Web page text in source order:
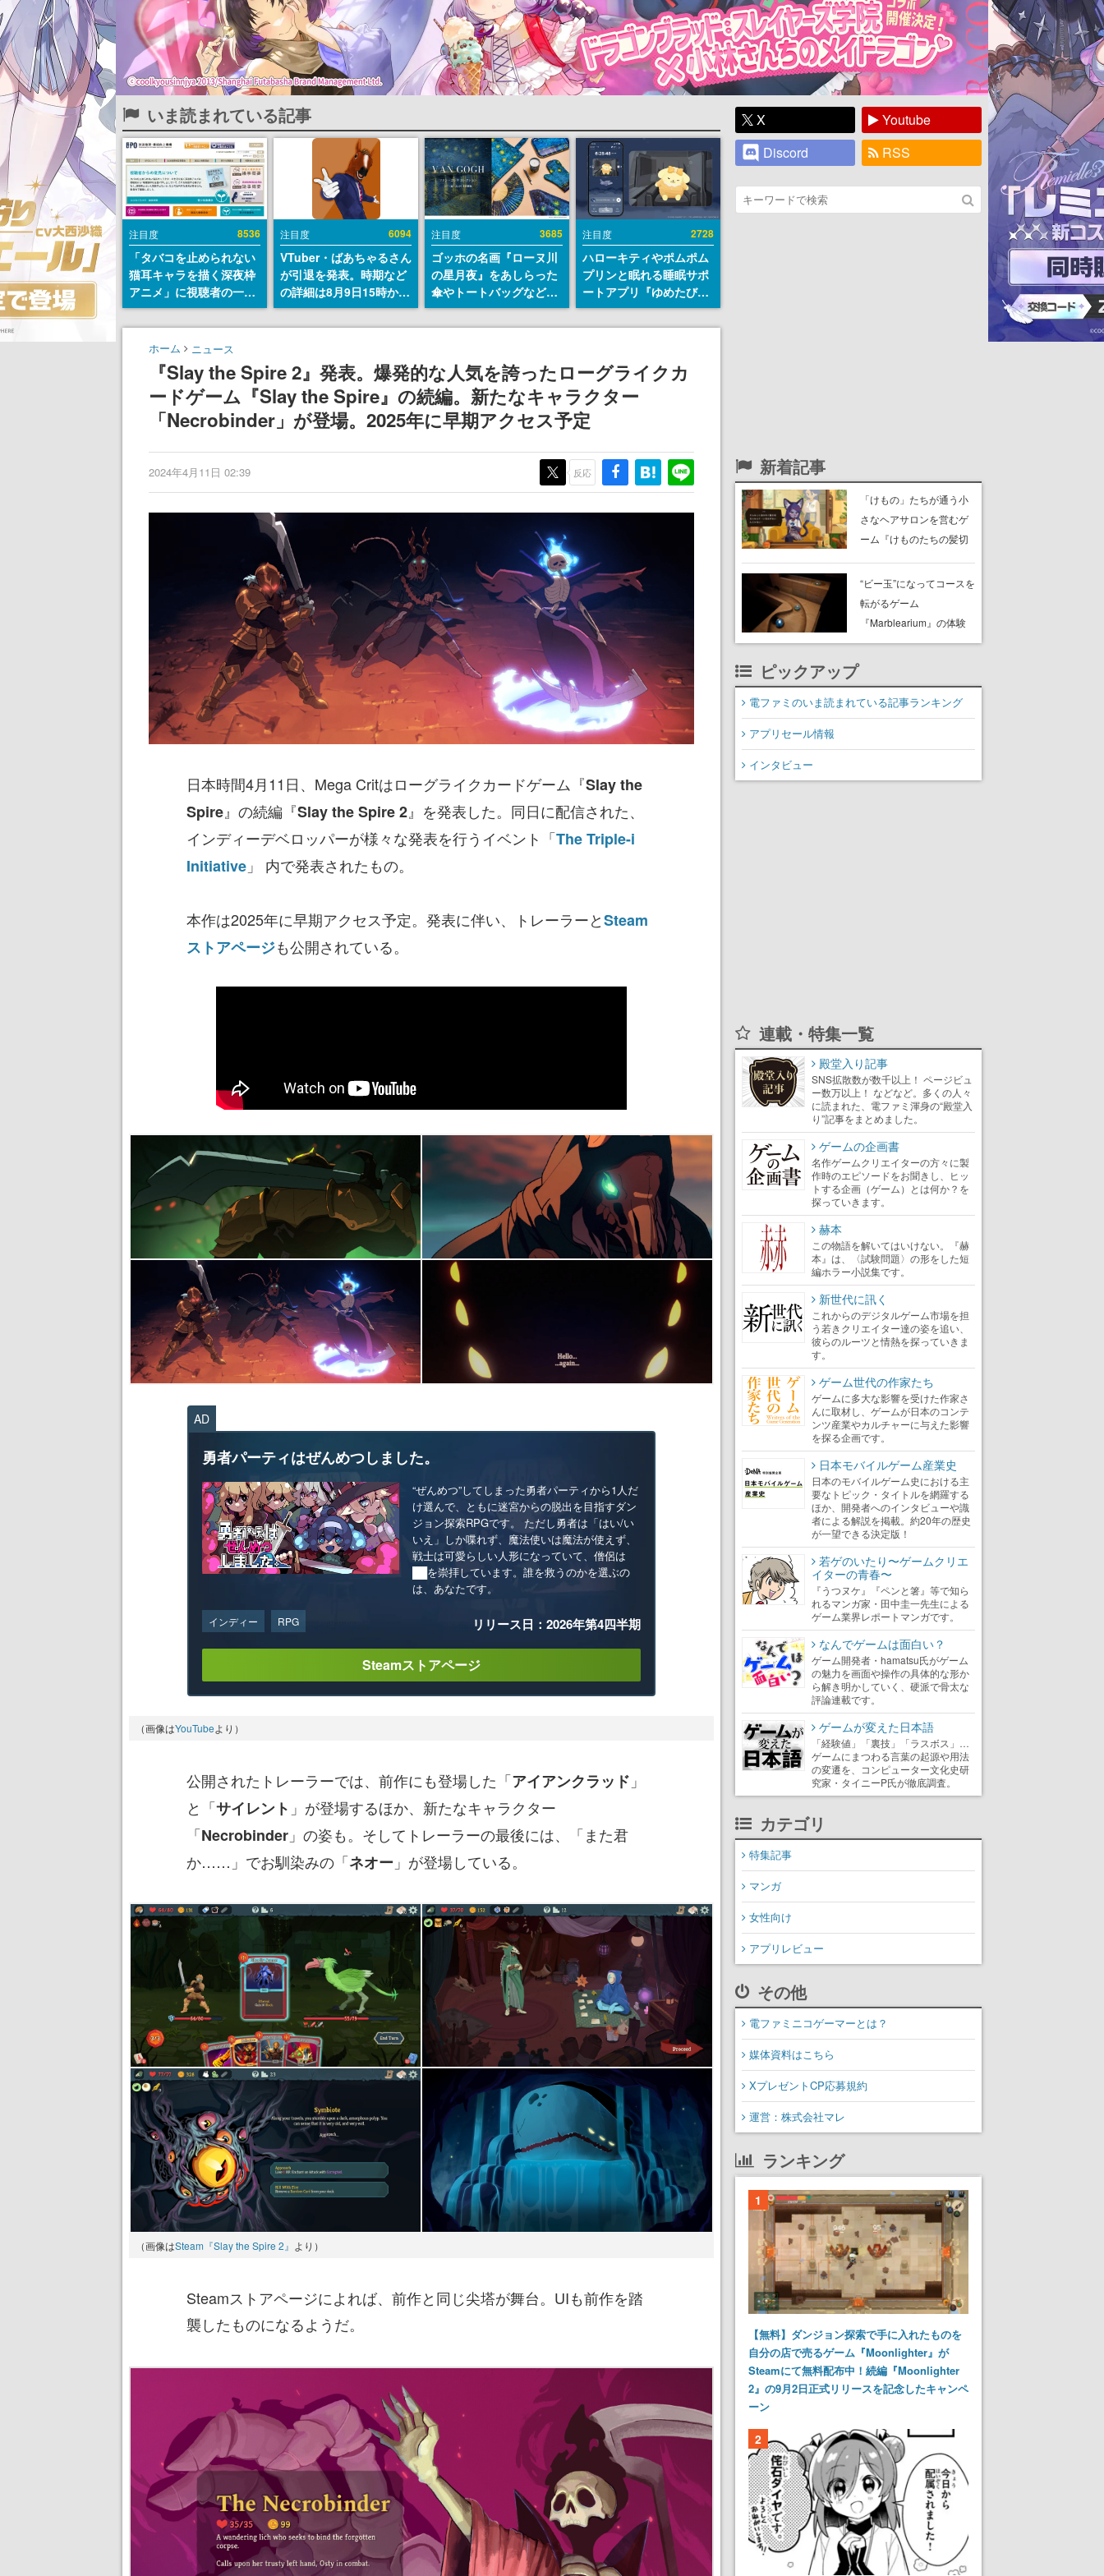
いま読まれている記事
注目度 8536
「タバコを止められない
猫耳キャラを描く深夜枠
アニメ」に視聴者の一部
から批判意見。違法薬物
の使用と思しき描写も含
めて、BPOが議論を交わ
注目度 6094
VTuber・ばあちゃるさん
が引退を発表。時期など
の詳細は8月9日15時から
の配信で説明
注目度 3685
ゴッホの名画『ローヌ川
の星月夜』をあしらった
傘やトートバッグなどが
登場。8月7日21時より2
日間限定で予約販売
注目度 2728
ハローキティやポムポム
プリンと眠れる睡眠サポ
ートアプリ『ゆめたび』
が配信中。キャラごとの
ASMRや目覚ましアラー
ホーム ニュース
『Slay the Spire 2』発表。爆発的な人気を誇ったローグライクカ
ードゲーム『Slay the Spire』の続編。新たなキャラクター
「Necrobinder」が登場。2025年に早期アクセス予定
2024年4月11日 02:39 反応
日本時間4月11日、Mega Critはローグライクカードゲーム『Slay the
Spire』の続編『Slay the Spire 2』を発表した。同日に配信された、
インディーデベロッパーが様々な発表を行うイベント「The Triple-i
Initiative 」 内で発表されたもの。
本作は2025年に早期アクセス予定。発表に伴い、トレーラーとSteam
ストアページも公開されている。
AD
勇者パーティはぜんめつしました。
“ぜんめつ”してしまった勇者パーティから1人だ
け選んで、ともに迷宮からの脱出を目指すダン
ジョン探索RPGです。 ただし勇者は「はい/い
いえ」しか喋れず、魔法使いは魔法が使えず、
戦士は可愛らしい人形になっていて、僧侶は
██を崇拝しています。誰を救うのかを選ぶの
は、あなたです。
インディー RPG リリース日：2026年第4四半期
Steamストアページ
（画像はYouTubeより）
公開されたトレーラーでは、前作にも登場した「アイアンクラッド 」
と「サイレント 」が登場するほか、新たなキャラクター
「Necrobinder 」の姿も。そしてトレーラーの最後には、「また君
か……」でお馴染みの「ネオー 」が登場している。
（画像はSteam『Slay the Spire 2』 より）
Steamストアページによれば、前作と同じ尖塔が舞台。UIも前作を踏
襲したものになるようだ。
X
Youtube
Discord
RSS
新着記事
「けもの」たちが通う小
さなヘアサロンを営むゲ
ーム『けものたちの髪切
始。悩みを持ったお客様
と会話を交わし“本当に望
んでる髪型”を見つけ出す
“ビー玉”になってコースを
転がるゲーム
『Marblearium』の体験
版がSteamで本日8月7日
ピックアップ
電ファミのいま読まれている記事ランキング
アプリセール情報
インタビュー
連載・特集一覧
殿堂入り記事
SNS拡散数が数千以上！ ページビュ
ー数万以上！ などなど。多くの人々
に読まれた、電ファミ渾身の“殿堂入
り”記事をまとめました。
ゲームの企画書
名作ゲームクリエイターの方々に製
作時のエピソードをお聞きし、ヒッ
トする企画（ゲーム）とは何か？を
探っていきます。
赫本
この物語を解いてはいけない。『赫
本』は、〈試験問題〉の形をした短
編ホラー小説集です。
新世代に訊く
これからのデジタルゲーム市場を担
う若きクリエイター達の姿を追い、
彼らのルーツと情熱を探っていきま
す。
ゲーム世代の作家たち
ゲームに多大な影響を受けた作家さ
んに取材し、ゲームが日本のコンテ
ンツ産業やカルチャーに与えた影響
を探る企画です。
日本モバイルゲーム産業史
日本のモバイルゲーム史における主
要なトピック・タイトルを網羅する
ほか、開発者へのインタビューや識
者による解説を掲載。約20年の歴史
が一望できる決定版！
若ゲのいたり〜ゲームクリエ
イターの青春〜
『うつヌケ』『ペンと箸』等で知ら
れるマンガ家・田中圭一先生による
ゲーム業界レポートマンガです。
なんでゲームは面白い？
ゲーム開発者・hamatsu氏がゲーム
の魅力を画面や操作の具体的な形か
ら解き明かしていく、硬派で骨太な
評論連載です。
ゲームが変えた日本語
「経験値」「裏技」「ラスボス」…
ゲームにまつわる言葉の起源や用法
の変遷を、コンピューター文化史研
究家・タイニーP氏が徹底調査。
カテゴリ
特集記事
マンガ
女性向け
アプリレビュー
その他
電ファミニコゲーマーとは？
媒体資料はこちら
XプレゼントCP応募規約
運営：株式会社マレ
ランキング
1
【無料】ダンジョン探索で手に入れたものを
自分の店で売るゲーム『Moonlighter』が
Steamにて無料配布中！続編『Moonlighter
2』の9月2日正式リリースを記念したキャンペ
ーン
2